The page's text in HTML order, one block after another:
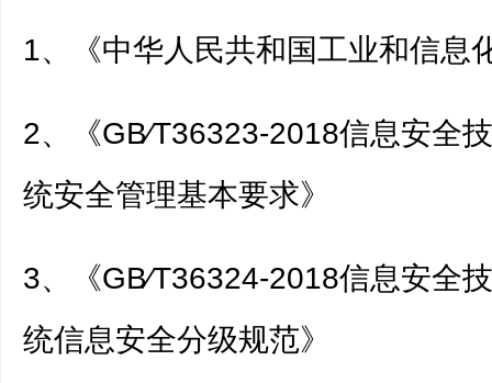
1、《中华人民共和国工业和信息
2、《GB∕T36323-2018信息安全
统安全管理基本要求》
3、《GB∕T36324-2018信息安全
统信息安全分级规范》